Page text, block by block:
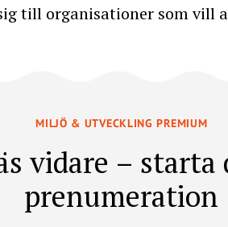
till organisationer som vill
MILJÖ & UTVECKLING PREMIUM
vidare – starta
prenumeration